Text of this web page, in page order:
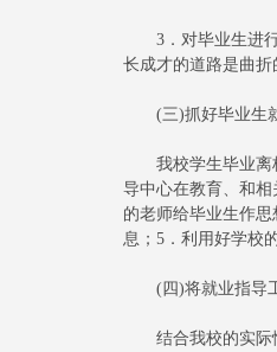
3．对毕业生进行
长成才的道路是曲
(三)抓好毕业生
我校学生毕业离校
导中心在教育、和
的老师给毕业生作
息；5．利用好学校
(四)将就业指导工
结合我校的实际情